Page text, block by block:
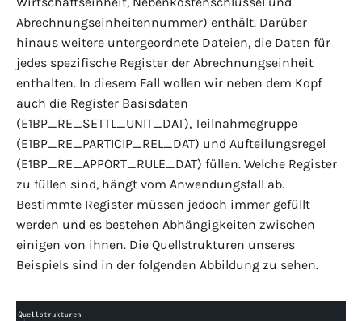
Abrechnungseinheitennummer) enthält. Darüber
hinaus weitere untergeordnete Dateien, die Daten für
jedes spezifische Register der Abrechnungseinheit
enthalten. In diesem Fall wollen wir neben dem Kopf
auch die Register Basisdaten
(E1BP_RE_SETTL_UNIT_DAT), Teilnahmegruppe
(E1BP_RE_PARTICIP_REL_DAT) und Aufteilungsregel
(E1BP_RE_APPORT_RULE_DAT) füllen. Welche Register
zu füllen sind, hängt vom Anwendungsfall ab.
Bestimmte Register müssen jedoch immer gefüllt
werden und es bestehen Abhängigkeiten zwischen
einigen von ihnen. Die Quellstrukturen unseres
Beispiels sind in der folgenden Abbildung zu sehen.